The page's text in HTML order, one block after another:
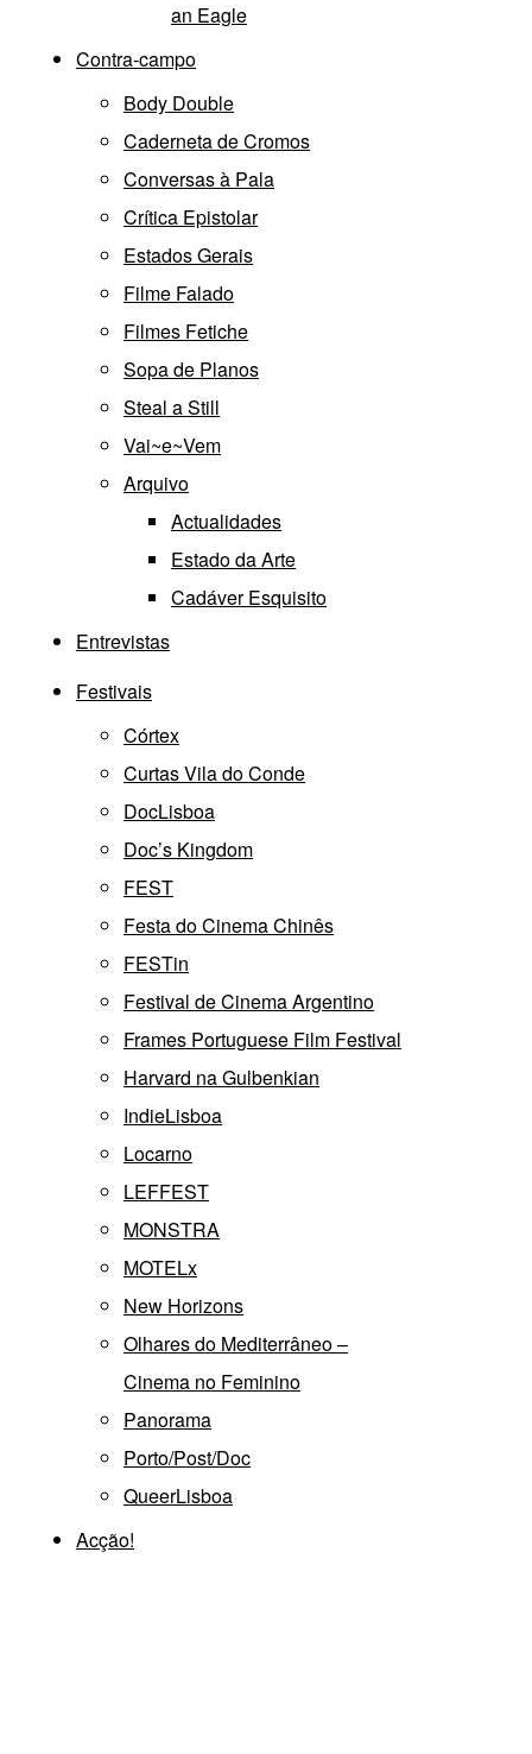
an Eagle
Contra-campo
Body Double
Caderneta de Cromos
Conversas à Pala
Crítica Epistolar
Estados Gerais
Filme Falado
Filmes Fetiche
Sopa de Planos
Steal a Still
Vai~e~Vem
Arquivo
Actualidades
Estado da Arte
Cadáver Esquisito
Entrevistas
Festivais
Córtex
Curtas Vila do Conde
DocLisboa
Doc’s Kingdom
FEST
Festa do Cinema Chinês
FESTin
Festival de Cinema Argentino
Frames Portuguese Film Festival
Harvard na Gulbenkian
IndieLisboa
Locarno
LEFFEST
MONSTRA
MOTELx
New Horizons
Olhares do Mediterrâneo –
Cinema no Feminino
Panorama
Porto/Post/Doc
QueerLisboa
Acção!